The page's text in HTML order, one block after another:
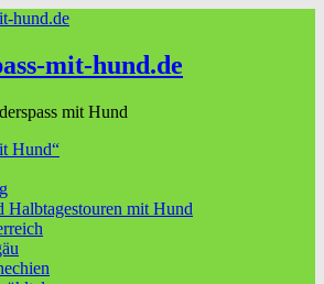
mit-hund.de
mit Hund
Hund“
Halbtagestouren mit Hund